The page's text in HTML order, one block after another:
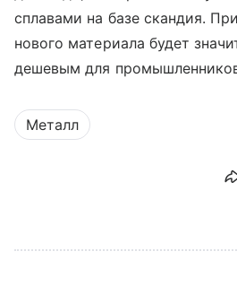
сплавами на базе скандия.
нового материала будет
дешевым для
Металл